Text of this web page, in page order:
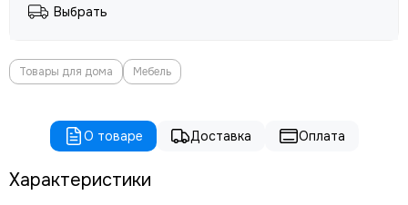
Выбрать
Товары для дома Мебель
О товаре Доставка Оплата
Характеристики